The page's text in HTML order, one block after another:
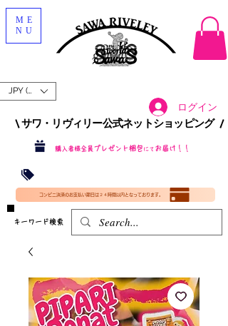
JPY (¥)
ログイン
\ サワ・リヴィリー公式ネットショッピング /​
購入者様全員 プレゼント梱包 にて お届け！！
​(35000円（税込）未満のご購入は全国送料890円（沖縄・北海道除く）（梱包手数料込み）
コンビニ決済のお支払い期日は２４時間以内となっております。
​キーワード検索
ME
NU